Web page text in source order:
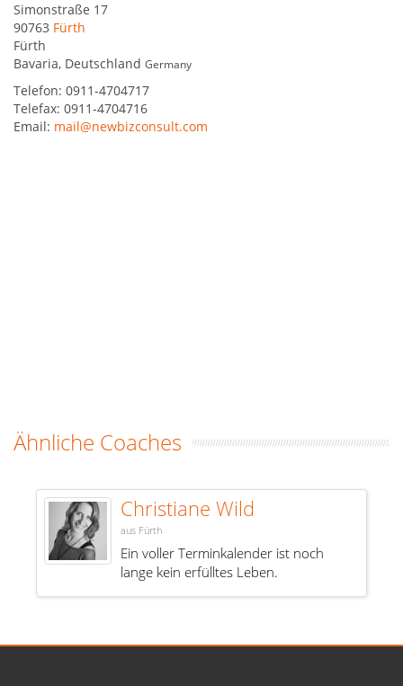
Simonstraße 17
90763 Fürth
Fürth
Bavaria, Deutschland Germany
Telefon: 0911-4704717
Telefax: 0911-4704716
Email: mail@newbizconsult.com
Ähnliche Coaches
Christiane Wild
aus Fürth
Ein voller Terminkalender ist noch
lange kein erfülltes Leben.